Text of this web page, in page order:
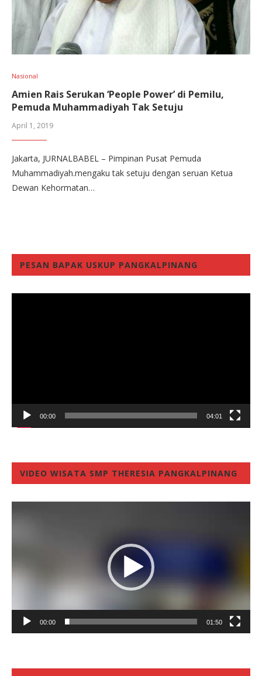
Nasional
Amien Rais Serukan ‘People Power’ di Pemilu,
Pemuda Muhammadiyah Tak Setuju
April 1, 2019
Jakarta, JURNALBABEL – Pimpinan Pusat Pemuda
Muhammadiyah.mengaku tak setuju dengan seruan Ketua
Dewan Kehormatan…
PESAN BAPAK USKUP PANGKALPINANG
00:00 04:01
VIDEO WISATA SMP THERESIA PANGKALPINANG
00:00 01:50